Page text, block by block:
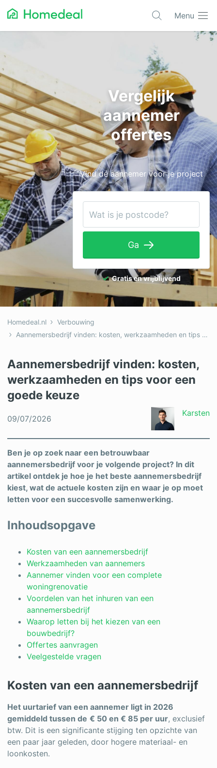
Menu
Dakbedekking
Dakkapel
Glas
Isolatie
Kozijnen
Laadpalen
Schilderwerk
Tuinaanleg
Ventilatie
Wellness
Zonnepanelen
Overige projecten
Ben je een vakspecialist?
Log in
Vergelijk
aannemer
offertes
Vind dé aannemer voor je project
Ga
Gratis en vrijblijvend
Homedeal.nl
Verbouwing
Aannemersbedrijf vinden: kosten, werkzaamheden en tips voor een goede keuze
Aannemersbedrijf vinden: kosten,
werkzaamheden en tips voor een
goede keuze
09/07/2026
Karsten
Ben je op zoek naar een betrouwbaar
aannemersbedrijf voor je volgende project? In dit
artikel ontdek je hoe je het beste aannemersbedrijf
kiest, wat de actuele kosten zijn en waar je op moet
letten voor een succesvolle samenwerking.
Inhoudsopgave
Kosten van een aannemersbedrijf
Werkzaamheden van aannemers
Aannemer vinden voor een complete
woningrenovatie
Voordelen van het inhuren van een
aannemersbedrijf
Waarop letten bij het kiezen van een
bouwbedrijf?
Offertes aanvragen
Veelgestelde vragen
Kosten van een aannemersbedrijf
Het uurtarief van een aannemer ligt in 2026
gemiddeld tussen de € 50 en € 85 per uur, exclusief
btw. Dit is een significante stijging ten opzichte van
een paar jaar geleden, door hogere materiaal- en
loonkosten.